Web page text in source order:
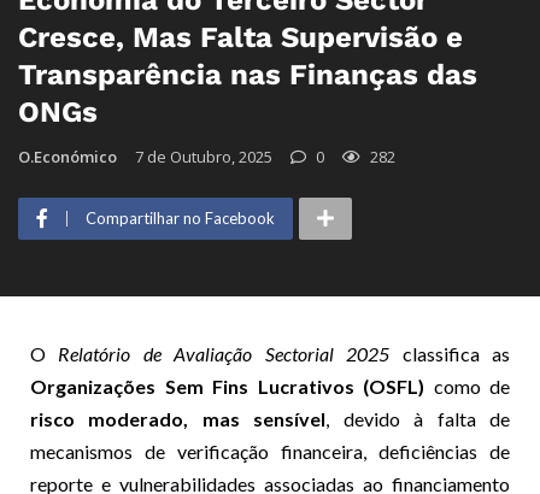
Cresce, Mas Falta Supervisão e
Transparência nas Finanças das
ONGs
O.Económico 7 de Outubro, 2025 0 282
Compartilhar no Facebook
O Relatório de Avaliação Sectorial 2025 classifica as
Organizações Sem Fins Lucrativos (OSFL) como de
risco moderado, mas sensível, devido à falta de
mecanismos de verificação financeira, deficiências de
reporte e vulnerabilidades associadas ao financiamento